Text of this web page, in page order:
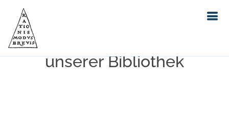
Einfache Suche im Bestand
unserer Bibliothek